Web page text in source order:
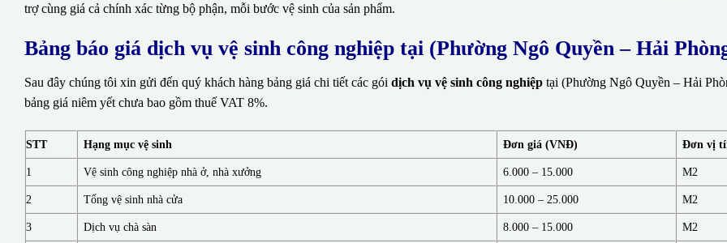
trợ cùng giá cả chính xác từng bộ phận, mỗi bước vệ sinh của sản phẩm.
Bảng báo giá dịch vụ vệ sinh công nghiệp tại (Phường Ngô Quyền – Hải
Sau đây chúng tôi xin gửi đến quý khách hàng bảng giá chi tiết các gói dịch vụ vệ sinh công nghiệp tại (Phường Ngô Quyền – Hải
bảng giá niêm yết chưa bao gồm thuế VAT 8%.
STT Hạng mục vệ sinh Đơn giá (VNĐ) Đơn vị
1 Vệ sinh công nghiệp nhà ở, nhà xưởng 6.000 – 15.000 M2
2 Tổng vệ sinh nhà cửa 10.000 – 25.000 M2
3 Dịch vụ chà sàn 8.000 – 15.000 M2